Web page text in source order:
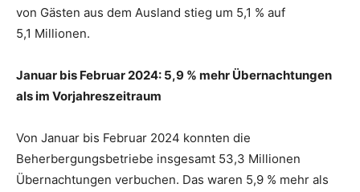
von Gästen aus dem Ausland stieg um 5,1 % auf
5,1 Millionen.
Januar bis Februar 2024: 5,9 % mehr Übernachtungen
als im Vorjahreszeitraum
Von Januar bis Februar 2024 konnten die
Beherbergungsbetriebe insgesamt 53,3 Millionen
Übernachtungen verbuchen. Das waren 5,9 % mehr als